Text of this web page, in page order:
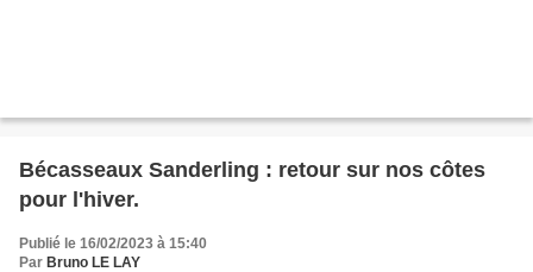
Bécasseaux Sanderling : retour sur nos côtes
pour l'hiver.
Publié le 16/02/2023 à 15:40
Par Bruno LE LAY